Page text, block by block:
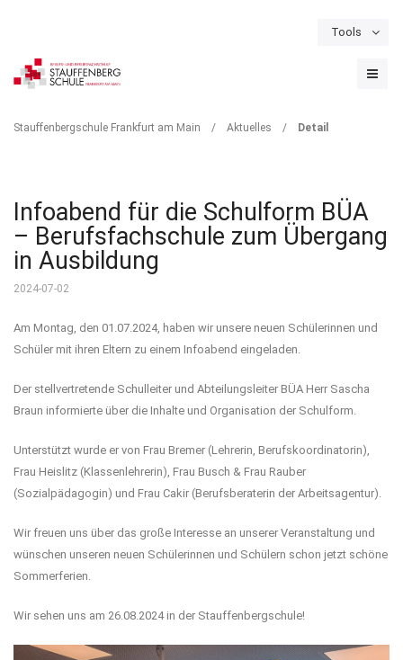
Tools
Schulportal Termine
Stauffenbergschule Frankfurt am Main / Aktuelles / Detail
Infoabend für die Schulform BÜA
– Berufsfachschule zum Übergang
in Ausbildung
2024-07-02
Am Montag, den 01.07.2024, haben wir unsere neuen Schülerinnen und
Schüler mit ihren Eltern zu einem Infoabend eingeladen.
Der stellvertretende Schulleiter und Abteilungsleiter BÜA Herr Sascha
Braun informierte über die Inhalte und Organisation der Schulform.
Unterstützt wurde er von Frau Bremer (Lehrerin, Berufskoordinatorin),
Frau Heislitz (Klassenlehrerin), Frau Busch & Frau Rauber
(Sozialpädagogin) und Frau Cakir (Berufsberaterin der Arbeitsagentur).
Wir freuen uns über das große Interesse an unserer Veranstaltung und
wünschen unseren neuen Schülerinnen und Schülern schon jetzt schöne
Sommerferien.
Wir sehen uns am 26.08.2024 in der Stauffenbergschule!